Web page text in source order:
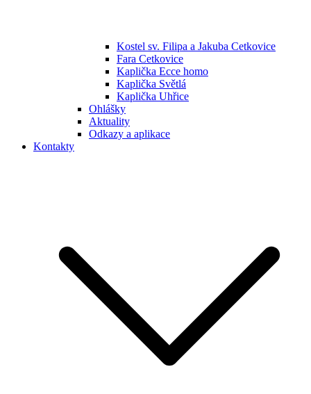
Kostel sv. Filipa a Jakuba Cetkovice
Fara Cetkovice
Kaplička Ecce homo
Kaplička Světlá
Kaplička Uhřice
Ohlášky
Aktuality
Odkazy a aplikace
Kontakty